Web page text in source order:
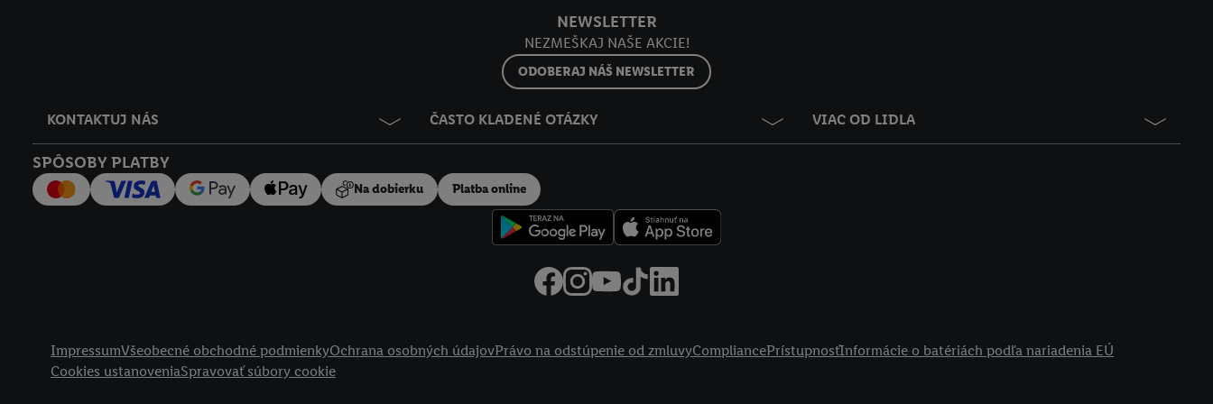
NEWSLETTER
NEZMEŠKAJ NAŠE AKCIE!
ODOBERAJ NÁŠ NEWSLETTER
KONTAKTUJ NÁS ČASTO KLADENÉ OTÁZKY VIAC OD LIDLA
SPÔSOBY PLATBY
Na dobierku Platba online
ImpressumVšeobecné obchodné podmienkyOchrana osobných údajovPrávo na odstúpenie od zmluvyCompliancePrístupnosťInformácie o batériách podľa nariadenia EÚ
Cookies ustanoveniaSpravovať súbory cookie